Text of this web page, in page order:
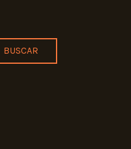
BUSCAR